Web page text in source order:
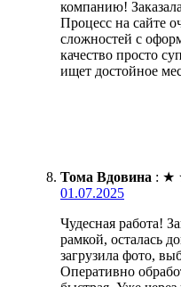
компанию!
Процесс на сайте
сложностей с
качество просто
ищет достойное
Тома Вдовина : ★
01.07.2025
Чудесная работа!
рамкой, осталась
загрузила фото,
Оперативно